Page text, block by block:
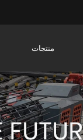
منتجات